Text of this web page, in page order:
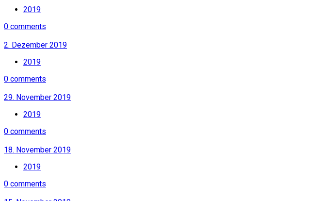
2019
0 comments
2. Dezember 2019
2019
0 comments
29. November 2019
2019
0 comments
18. November 2019
2019
0 comments